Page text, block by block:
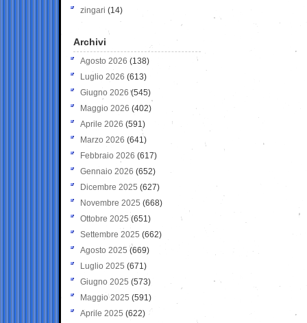
zingari (14)
Archivi
Agosto 2026 (138)
Luglio 2026 (613)
Giugno 2026 (545)
Maggio 2026 (402)
Aprile 2026 (591)
Marzo 2026 (641)
Febbraio 2026 (617)
Gennaio 2026 (652)
Dicembre 2025 (627)
Novembre 2025 (668)
Ottobre 2025 (651)
Settembre 2025 (662)
Agosto 2025 (669)
Luglio 2025 (671)
Giugno 2025 (573)
Maggio 2025 (591)
Aprile 2025 (622)